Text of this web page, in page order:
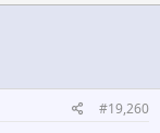
#19,260